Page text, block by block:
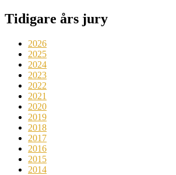
Tidigare års jury
2026
2025
2024
2023
2022
2021
2020
2019
2018
2017
2016
2015
2014